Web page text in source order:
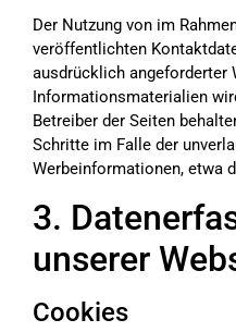
Der Nutzung von im
veröffentlichten
ausdrücklich angeforderter
Informationsmaterialien
Betreiber der Seiten
Schritte im Falle der
Werbeinformationen, etwa
3.
unserer
Cookies